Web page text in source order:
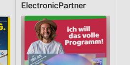
ElectronicPartner